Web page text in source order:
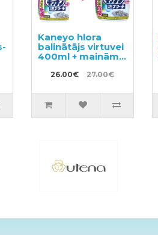
Kaneyo hlora
balinātājs virtuvei
400ml + maināms
26.00€ 27.00€